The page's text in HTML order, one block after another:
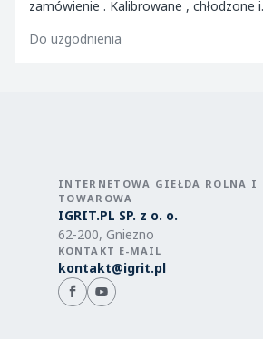
zamówienie . Kalibrowane , chłodzone i
Do uzgodnienia
INTERNETOWA GIEŁDA ROLNA I
TOWAROWA
IGRIT.PL SP. z o. o.
62-200, Gniezno
KONTAKT E-MAIL
kontakt@igrit.pl